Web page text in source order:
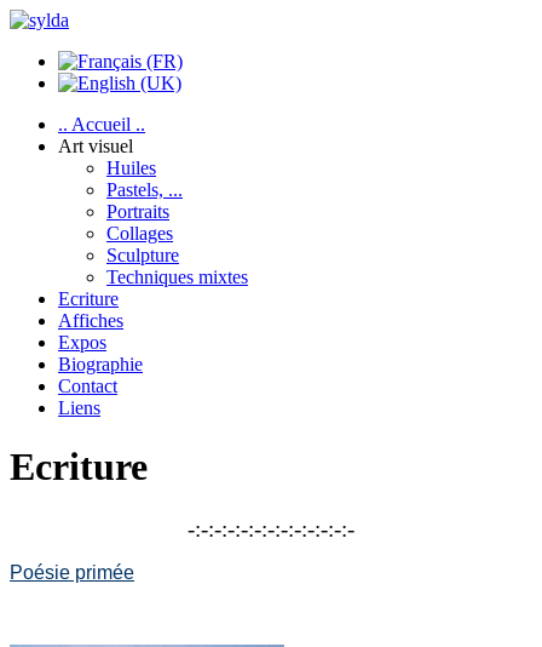
.. Accueil ..
Art visuel
Huiles
Pastels, ...
Portraits
Collages
Sculpture
Techniques mixtes
Ecriture
Affiches
Expos
Biographie
Contact
Liens
Ecriture
-:-:-:-:-:-:-:-:-:-:-:-:-
Poésie primée